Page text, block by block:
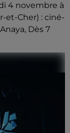
4 novembre à
et-Cher) : ciné-
Dès 7